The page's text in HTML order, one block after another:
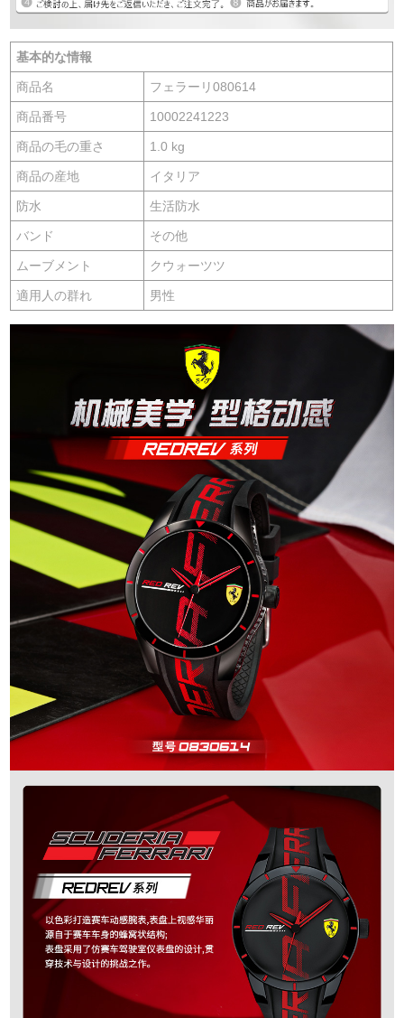
基本的な情報
商品名 フェラーリ080614
商品番号 10002241223
商品の毛の重さ 1.0 kg
商品の産地 イタリア
防水 生活防水
バンド その他
ムーブメント クウォーツツ
適用人の群れ 男性